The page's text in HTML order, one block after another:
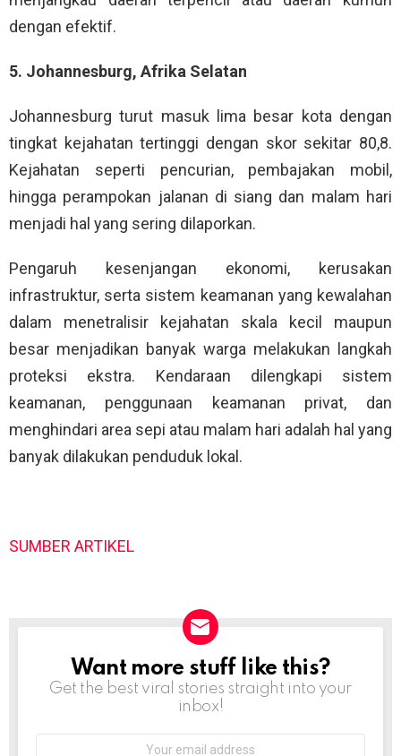
dengan efektif.
5. Johannesburg, Afrika Selatan
Johannesburg turut masuk lima besar kota dengan
tingkat kejahatan tertinggi dengan skor sekitar 80,8.
Kejahatan seperti pencurian, pembajakan mobil,
hingga perampokan jalanan di siang dan malam hari
menjadi hal yang sering dilaporkan.
Pengaruh kesenjangan ekonomi, kerusakan
infrastruktur, serta sistem keamanan yang kewalahan
dalam menetralisir kejahatan skala kecil maupun
besar menjadikan banyak warga melakukan langkah
proteksi ekstra. Kendaraan dilengkapi sistem
keamanan, penggunaan keamanan privat, dan
menghindari area sepi atau malam hari adalah hal yang
banyak dilakukan penduduk lokal.
SUMBER ARTIKEL
NEWSLETTER
Want more stuff like this?
Get the best viral stories straight into your
inbox!